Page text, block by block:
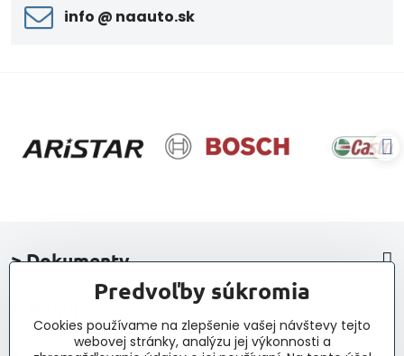
info ​@ naauto​.sk
> Dokumenty
Predvoľby súkromia
Cookies používame na zlepšenie vašej návštevy tejto
webovej stránky, analýzu jej výkonnosti a